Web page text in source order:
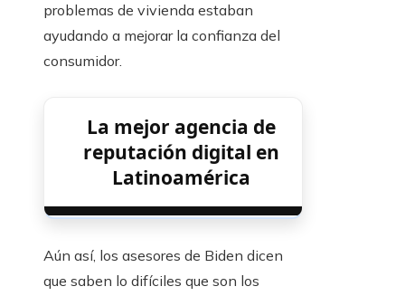
problemas de vivienda estaban
ayudando a mejorar la confianza del
consumidor.
La mejor agencia de
reputación digital en
Latinoamérica
Aún así, los asesores de Biden dicen
que saben lo difíciles que son los